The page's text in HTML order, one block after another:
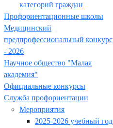
категорий граждан
Профориентационные школы
Медицинский
предпрофессиональный конкурс
- 2026
Научное общество "Малая
академия"
Официальные конкурсы
Служба профориентации
Мероприятия
2025-2026 учебный год